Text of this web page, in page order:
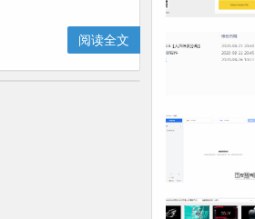
阅读全文